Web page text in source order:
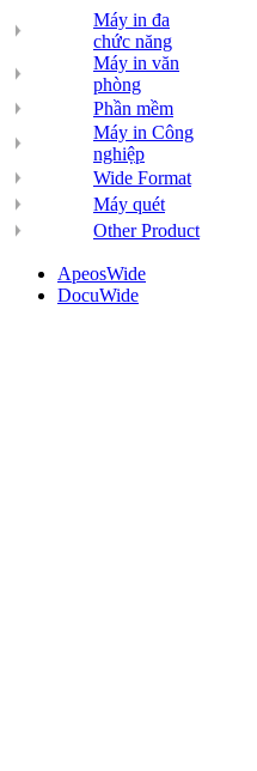
Máy in đa
chức năng
Máy in văn
phòng
Phần mềm
Máy in Công
nghiệp
Wide Format
Máy quét
Other Product
ApeosWide
DocuWide